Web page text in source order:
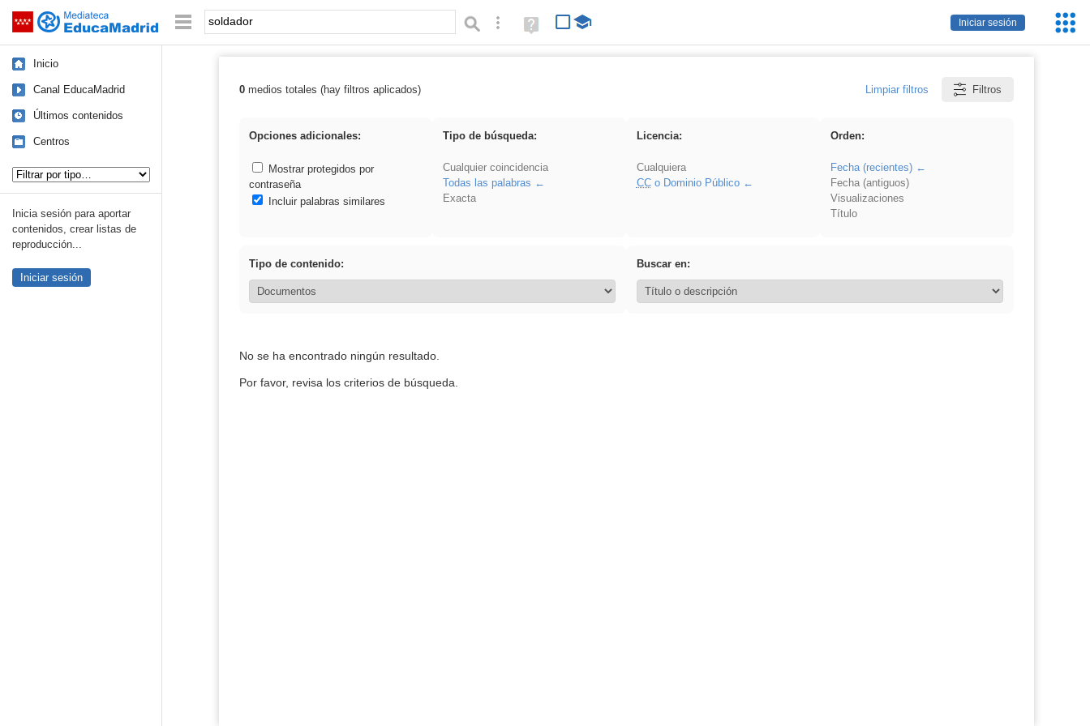
Saltar navegación
Iniciar sesión
Palabra o frase: Búsqueda avanzada
Ayuda
(en
Inicio
Canal EducaMadrid
Últimos contenidos
Centros
Inicia sesión para aportar
contenidos, crear listas de
reproducción...
Iniciar sesión
Resultados de: soldador
0medios totales (hay filtros aplicados) Limpiar filtros Filtros
Opciones adicionales:
Mostrar protegidos por
contraseña
Incluir palabras similares
Tipo de búsqueda:
Cualquier coincidencia
Todas las palabras
Exacta
Licencia:
Cualquiera
CCo Dominio Público
Orden:
Fecha (recientes)
Fecha (antiguos)
Visualizaciones
Título
Tipo de contenido: Buscar en:
No se ha encontrado ningún resultado.
Por favor, revisa los criterios de búsqueda.